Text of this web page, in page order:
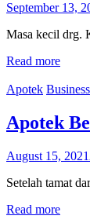
September 13,
Masa kecil drg.
Read more
Apotek Business
Apotek
August 15, 2021
Setelah tamat
Read more